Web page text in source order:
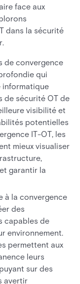
face aux
dans la sécurité
de convergence
qui
informatique
de sécurité OT de
visibilité et
potentielles
IT-OT, les
mieux visualiser
garantir la
à la convergence
des
capables de
environnement.
permettent aux
leurs
sur des
avertir